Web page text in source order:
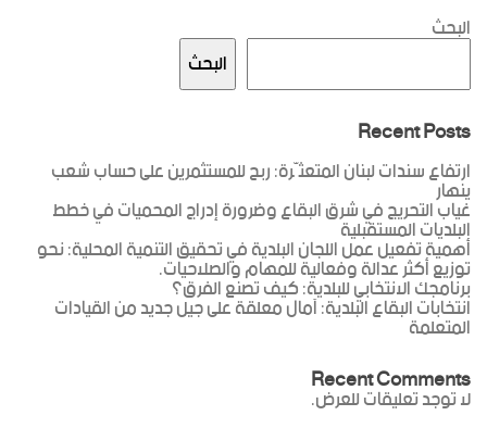
البحث
البحث
Recent Posts
ارتفاع سندات لبنان المتعثّرة: ربح للمستثمرين على حساب شعب
ينهار
غياب التحريج في شرق البقاع وضرورة إدراج المحميات في خطط
البلديات المستقبلية
أهمية تفعيل عمل اللجان البلدية في تحقيق التنمية المحلية: نحو
توزيع أكثر عدالة وفعالية للمهام والصلاحيات.
برنامجك الانتخابي للبلدية: كيف تصنع الفرق؟
انتخابات البقاع البلدية: آمال معلقة على جيل جديد من القيادات
المتعلمة
Recent Comments
لا توجد تعليقات للعرض.